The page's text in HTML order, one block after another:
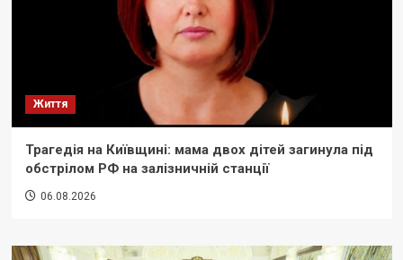
Життя
Трагедія на Київщині: мама двох дітей загинула під
обстрілом РФ на залізничній станції
06.08.2026